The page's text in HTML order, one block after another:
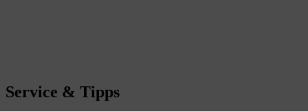
Service & Tipps